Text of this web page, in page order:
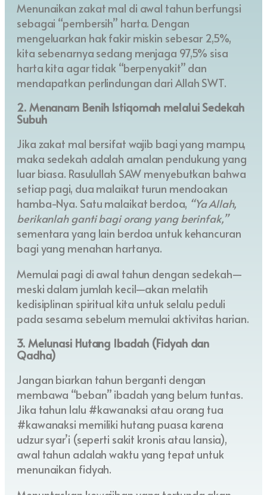
Menunaikan zakat mal di awal tahun berfungsi
sebagai “pembersih” harta. Dengan
mengeluarkan hak fakir miskin sebesar 2,5%,
kita sebenarnya sedang menjaga 97,5% sisa
harta kita agar tidak “berpenyakit” dan
mendapatkan perlindungan dari Allah SWT.
2. Menanam Benih Istiqomah melalui Sedekah
Subuh
Jika zakat mal bersifat wajib bagi yang mampu,
maka sedekah adalah amalan pendukung yang
luar biasa. Rasulullah SAW menyebutkan bahwa
setiap pagi, dua malaikat turun mendoakan
hamba-Nya. Satu malaikat berdoa, “Ya Allah,
berikanlah ganti bagi orang yang berinfak,”
sementara yang lain berdoa untuk kehancuran
bagi yang menahan hartanya.
Memulai pagi di awal tahun dengan sedekah—
meski dalam jumlah kecil—akan melatih
kedisiplinan spiritual kita untuk selalu peduli
pada sesama sebelum memulai aktivitas harian.
3. Melunasi Hutang Ibadah (Fidyah dan
Qadha)
Jangan biarkan tahun berganti dengan
membawa “beban” ibadah yang belum tuntas.
Jika tahun lalu #kawanaksi atau orang tua
#kawanaksi memiliki hutang puasa karena
udzur syar’i (seperti sakit kronis atau lansia),
awal tahun adalah waktu yang tepat untuk
menunaikan fidyah.